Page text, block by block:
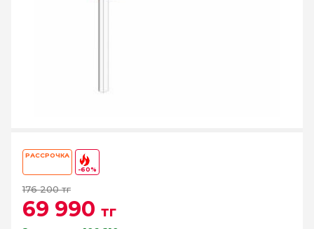
РАССРОЧКА
-60%
176 200 тг
69 990 тг